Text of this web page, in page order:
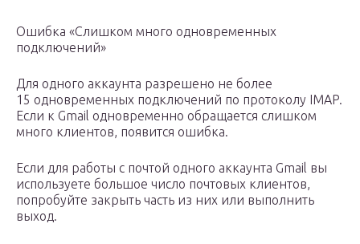
Ошибка «Слишком много одновременных
подключений»
Для одного аккаунта разрешено не более
15 одновременных подключений по протоколу IMAP.
Если к Gmail одновременно обращается слишком
много клиентов, появится ошибка.
Если для работы с почтой одного аккаунта Gmail вы
используете большое число почтовых клиентов,
попробуйте закрыть часть из них или выполнить
выход.